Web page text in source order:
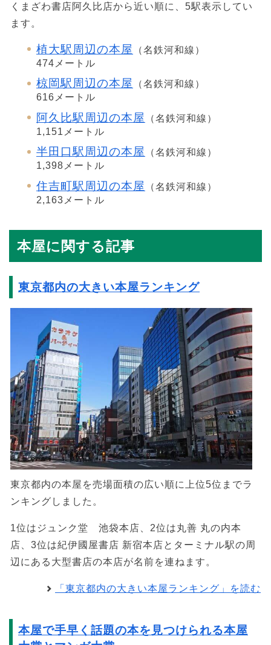
くまざわ書店阿久比店から近い順に、5駅表示してい
ます。
植大駅周辺の本屋
（名鉄河和線）
474メートル
椋岡駅周辺の本屋
（名鉄河和線）
616メートル
阿久比駅周辺の本屋
（名鉄河和線）
1,151メートル
半田口駅周辺の本屋
（名鉄河和線）
1,398メートル
住吉町駅周辺の本屋
（名鉄河和線）
2,163メートル
本屋に関する記事
東京都内の大きい本屋ランキング
東京都内の本屋を売場面積の広い順に上位5位までラ
ンキングしました。
1位はジュンク堂 池袋本店、2位は丸善 丸の内本
店、3位は紀伊國屋書店 新宿本店とターミナル駅の周
辺にある大型書店の本店が名前を連ねます。
「東京都内の大きい本屋ランキング」を読む
本屋で手早く話題の本を見つけられる本屋